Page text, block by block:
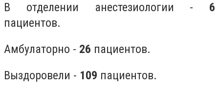
В отделении анестезиологии - 6
пациентов.
Амбулаторно - 26 пациентов.
Выздоровели - 109 пациентов.